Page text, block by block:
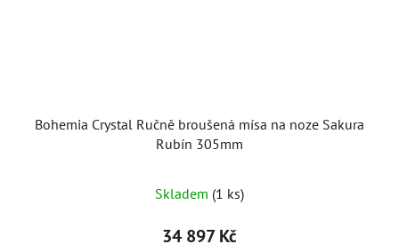
Bohemia Crystal Ručně broušená mísa na noze Sakura
Rubín 305mm
Skladem (1 ks)
34 897 Kč